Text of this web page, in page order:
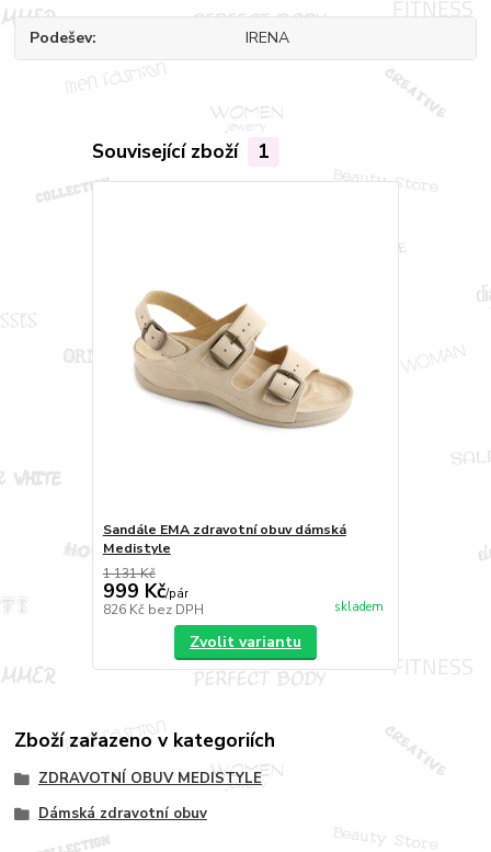
Podešev IRENA
Související zboží 1
Sandále EMA zdravotní obuv dámská
Medistyle
1 131 Kč
999 Kč/pár
826 Kč bez DPH skladem
Zvolit variantu
Zboží zařazeno v kategoriích
ZDRAVOTNÍ OBUV MEDISTYLE
Dámská zdravotní obuv